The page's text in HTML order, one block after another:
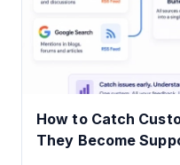
How to Catch
They Become